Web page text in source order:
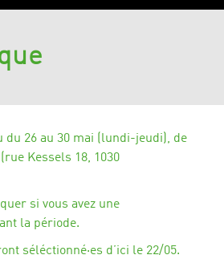
du 26 au 30 mai (lundi-jeudi), de
Kessels 18, 1030
si vous avez une
la période.
séléctionné·es d’ici le 22/05.